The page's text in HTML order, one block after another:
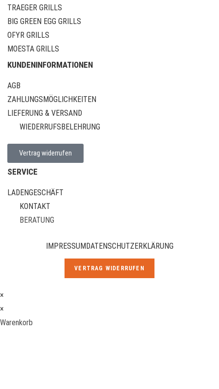
TRAEGER GRILLS
BIG GREEN EGG GRILLS
OFYR GRILLS
MOESTA GRILLS
KUNDENINFORMATIONEN
AGB
ZAHLUNGSMÖGLICHKEITEN
LIEFERUNG & VERSAND
WIEDERRUFSBELEHRUNG
Vertrag widerrufen
SERVICE
LADENGESCHÄFT
KONTAKT
BERATUNG
IMPRESSUMDATENSCHUTZERKLÄRUNG
VERTRAG WIDERRUFEN
×
×
Warenkorb